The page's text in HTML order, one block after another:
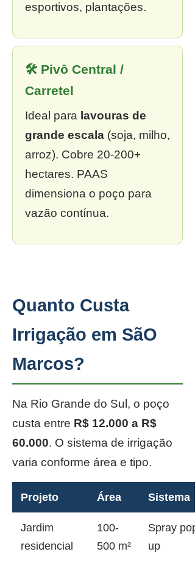
esportivos, plantações.
🛠 Pivô Central /
Carretel
Ideal para lavouras de
grande escala (soja, milho,
arroz). Cobre 20-200+
hectares. PAAS
dimensiona o poço para
vazão contínua.
Quanto Custa
Irrigação em SãO
Marcos?
Na Rio Grande do Sul, o poço
custa entre R$ 12.000 a R$
60.000. O sistema de irrigação
varia conforme área e tipo.
Projeto Área Sistema
Jardim
residencial
100-
500 m²
Spray pop-
up